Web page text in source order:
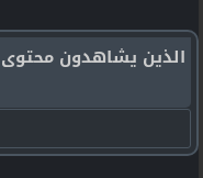
الذين يشاهدون محتوى